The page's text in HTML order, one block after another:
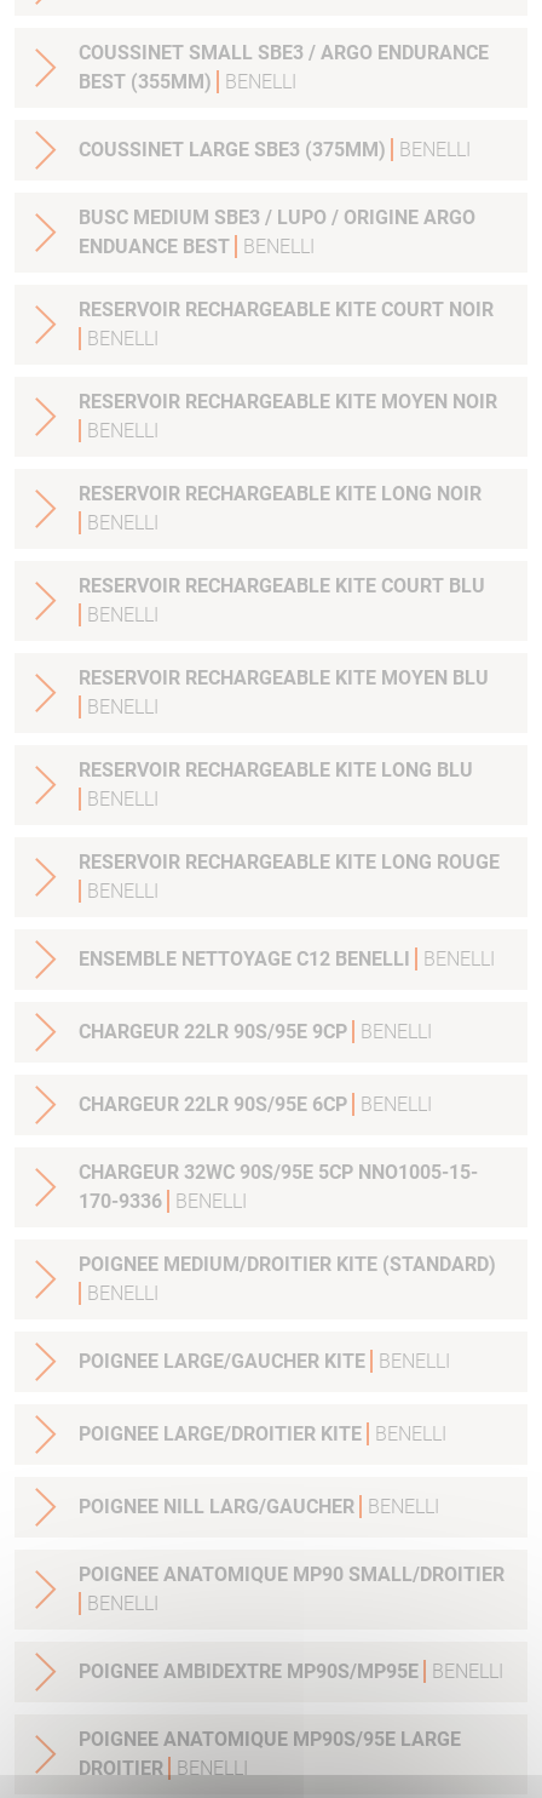
COUSSINET SMALL SBE3 / ARGO ENDURANCE
BEST (355MM)
BENELLI
COUSSINET LARGE SBE3 (375MM) BENELLI
BUSC MEDIUM SBE3 / LUPO / ORIGINE ARGO
ENDUANCE BEST
BENELLI
RESERVOIR RECHARGEABLE KITE COURT NOIR
BENELLI
RESERVOIR RECHARGEABLE KITE MOYEN NOIR
BENELLI
RESERVOIR RECHARGEABLE KITE LONG NOIR
BENELLI
RESERVOIR RECHARGEABLE KITE COURT BLU
BENELLI
RESERVOIR RECHARGEABLE KITE MOYEN BLU
BENELLI
RESERVOIR RECHARGEABLE KITE LONG BLU
BENELLI
RESERVOIR RECHARGEABLE KITE LONG ROUGE
BENELLI
ENSEMBLE NETTOYAGE C12 BENELLI BENELLI
CHARGEUR 22LR 90S/95E 9CP BENELLI
CHARGEUR 22LR 90S/95E 6CP BENELLI
CHARGEUR 32WC 90S/95E 5CP NNO1005-15-
170-9336
BENELLI
POIGNEE MEDIUM/DROITIER KITE (STANDARD)
BENELLI
POIGNEE LARGE/GAUCHER KITE BENELLI
POIGNEE LARGE/DROITIER KITE BENELLI
POIGNEE NILL LARG/GAUCHER BENELLI
POIGNEE ANATOMIQUE MP90 SMALL/DROITIER
BENELLI
POIGNEE AMBIDEXTRE MP90S/MP95E BENELLI
POIGNEE ANATOMIQUE MP90S/95E LARGE
DROITIER
BENELLI